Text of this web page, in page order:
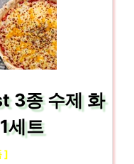
3종 수제 화
세트
]